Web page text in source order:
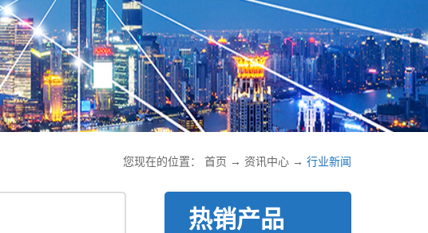
您现在的位置： 首页 → 资讯中心 → 行业新闻
热销产品